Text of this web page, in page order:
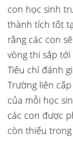
con học sinh
thành tích tốt
rằng các con
vòng thi sắp tới
Tiêu chí đánh
Trường liên
của mỗi học
các con được
còn thiếu